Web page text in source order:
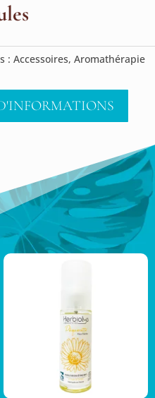
: Accessoires, Aromathérapie